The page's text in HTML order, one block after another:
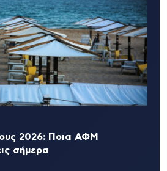
2026: Ποια ΑΦΜ
σήμερα